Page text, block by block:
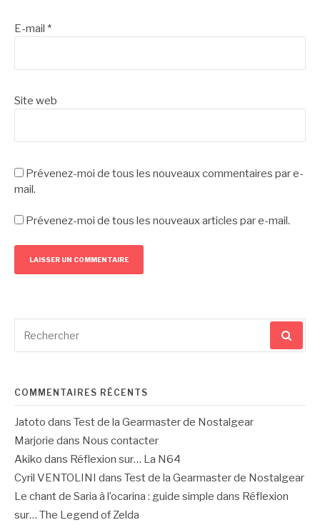
E-mail *
Site web
Prévenez-moi de tous les nouveaux commentaires par e-
mail.
Prévenez-moi de tous les nouveaux articles par e-mail.
pour
COMMENTAIRES RÉCENTS
Jatoto dans Test de la Gearmaster de Nostalgear
Marjorie dans Nous contacter
Akiko dans Réflexion sur… La N64
Cyril VENTOLINI dans Test de la Gearmaster de Nostalgear
Le chant de Saria à l’ocarina : guide simple dans Réflexion
sur… The Legend of Zelda